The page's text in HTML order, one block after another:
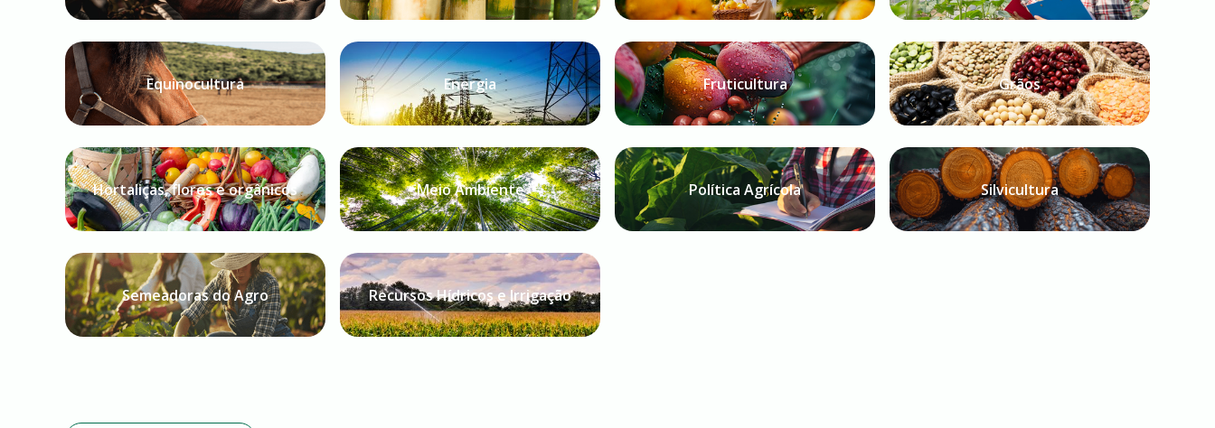
Equinocultura Energia Fruticultura Grãos
Hortaliças, flores e orgânicos Meio Ambiente Política Agrícola Silvicultura
Semeadoras do Agro Recursos Hídricos e Irrigação